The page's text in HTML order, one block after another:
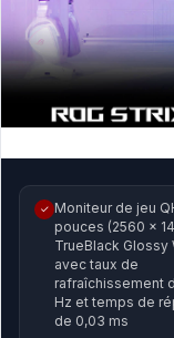
✓ Moniteur de jeu
pouces (2560 x
TrueBlack Glossy
avec taux de
rafraîchissement
Hz et temps de
de 0,03 ms